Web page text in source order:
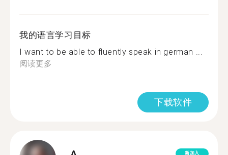
我的语言学习目标
I want to be able to fluently speak in german ...
阅读更多
下载软件
新加入